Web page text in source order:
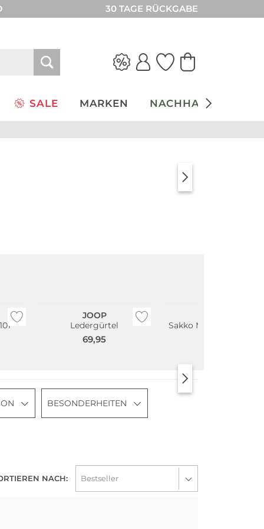
30 TAGE RÜCKGABE
SALE MARKEN NACHHALTIGKEIT
Beauty
JOOP
Ledergürtel
69,95
Sakko Modern Fit
BESONDERHEITEN
NACH: